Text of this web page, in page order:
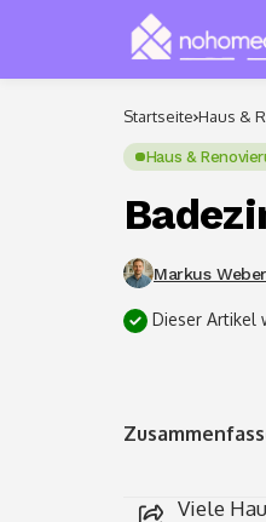
Startseite Haus &
Haus &
Markus Weber
Dieser Artikel
Viele